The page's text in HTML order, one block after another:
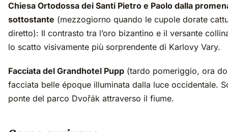
Chiesa Ortodossa dei Santi Pietro e Paolo dalla
sottostante (mezzogiorno quando le cupole dorate
diretto): Il contrasto tra l’oro bizantino e il versante
lo scatto visivamente più sorprendente di Karlovy Vary.
Facciata del Grandhotel Pupp (tardo pomeriggio, ora
facciata belle époque illuminata dalla luce occidentale.
ponte del parco Dvořák attraverso il fiume.